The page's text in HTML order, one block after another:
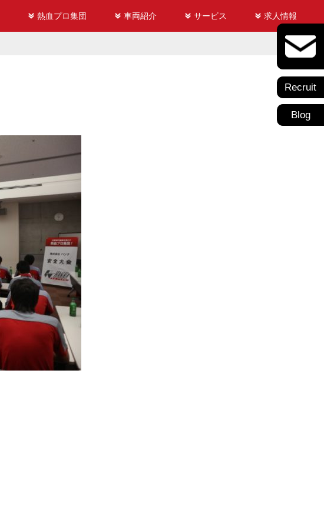
熱血プロ集団 車両紹介 サービス 求人情報
Recruit
Blog